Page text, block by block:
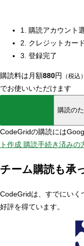
1. 購読アカウント
2. クレジットカー
3. 登録完了
購読料は月額880円 （税込）
でお使いいただけます
購読の
CodeGridの購読には
ト作成 購読手続き済みの
チーム購読も承
CodeGridは、すでにいく
好評を得ています。